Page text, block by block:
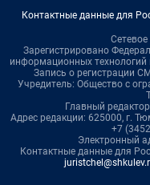
Контактные данные для
Сетевое
Зарегистрировано
информационных
Запись о регистрации
Учредитель: Общество с
Главный
Адрес редакции: 625000, г.
+7
Электронный
Контактные данные для